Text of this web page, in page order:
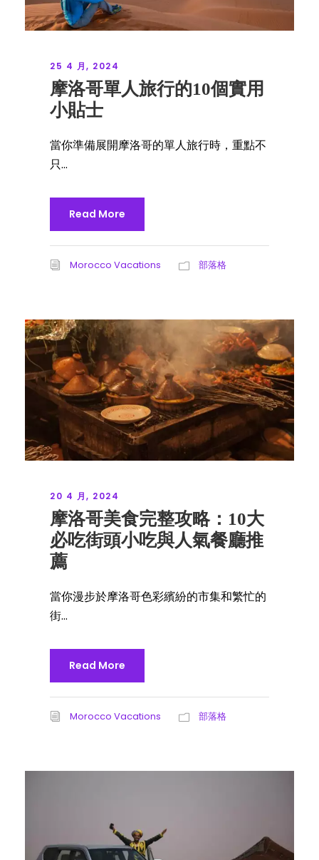
25 4 月, 2024
摩洛哥單人旅行的10個實用
小貼士
當你準備展開摩洛哥的單人旅行時，重點不
只...
Read More
Morocco Vacations 部落格
20 4 月, 2024
摩洛哥美食完整攻略：10大
必吃街頭小吃與人氣餐廳推
薦
當你漫步於摩洛哥色彩繽紛的市集和繁忙的
街...
Read More
Morocco Vacations 部落格